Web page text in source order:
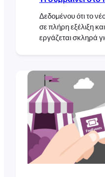
Δεδομένου ότι το
σε πλήρη εξέλιξη
εργάζεται σκληρά
ότι θα ήταν καλή
μερικές από τις
επεκτάσεις που
FooEvents για
Υλοποιήσαμε